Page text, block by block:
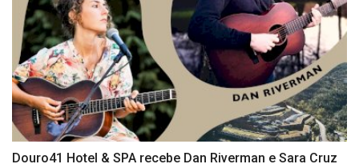
Douro41 Hotel & SPA recebe Dan Riverman e Sara Cruz